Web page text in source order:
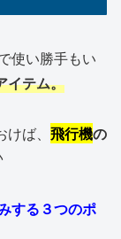
使い勝手もい
イテム。
ば、 飛行機の
する３つのポ